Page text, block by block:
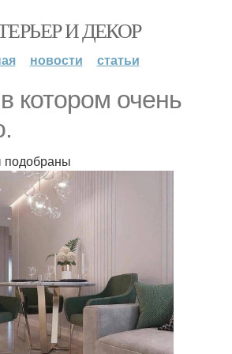
И ДЕКОР
новости статьи
котором очень
подобраны